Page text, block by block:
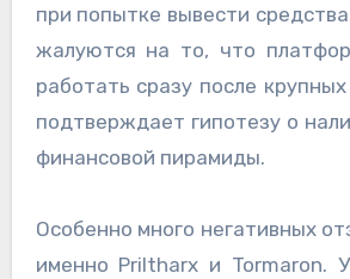
при попытке вывести
жалуются на то, что
работать сразу после
подтверждает гипотезу о
финансовой пирамиды.
Особенно много негативных
именно Priltharx и Tormaron.